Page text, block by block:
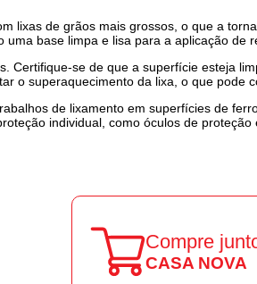
lixas de grãos mais grossos, o que a
base limpa e lisa para a aplicação de
Certifique-se de que a superfície esteja
o superaquecimento da lixa, o que pode
de lixamento em superfícies de
individual, como óculos de
Compre
CASA NOVA